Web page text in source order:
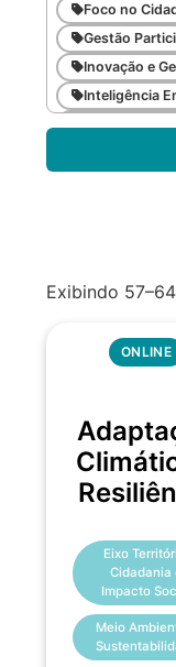
Foco no
Gestão
Inovação e
Inteligência
Meio
Exibindo
ONLINE
Eixo
Cidadania
Impacto
Meio